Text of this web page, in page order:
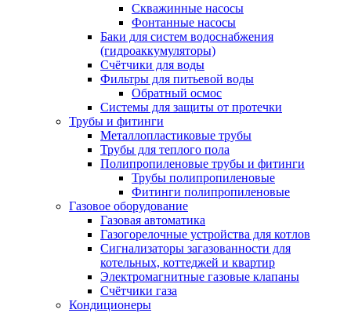
Скважинные насосы
Фонтанные насосы
Баки для систем водоснабжения
(гидроаккумуляторы)
Счётчики для воды
Фильтры для питьевой воды
Обратный осмос
Системы для защиты от протечки
Трубы и фитинги
Металлопластиковые трубы
Трубы для теплого пола
Полипропиленовые трубы и фитинги
Трубы полипропиленовые
Фитинги полипропиленовые
Газовое оборудование
Газовая автоматика
Газогорелочные устройства для котлов
Сигнализаторы загазованности для
котельных, коттеджей и квартир
Электромагнитные газовые клапаны
Счётчики газа
Кондиционеры